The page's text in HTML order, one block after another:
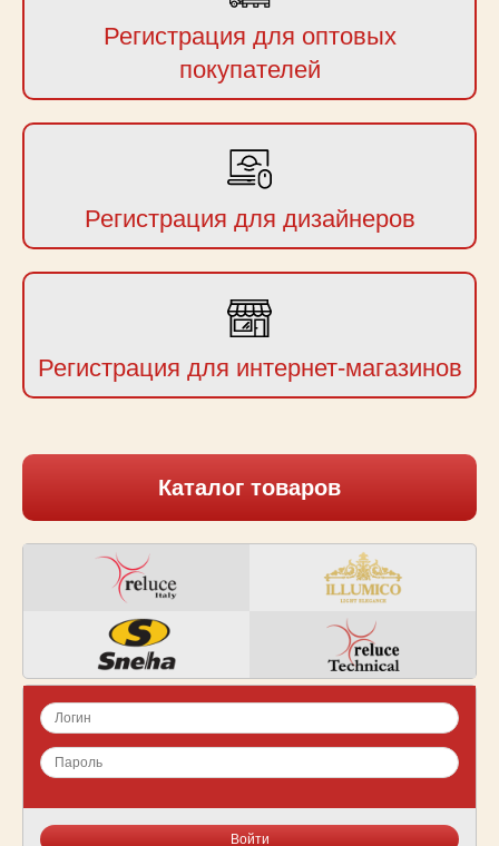
Регистрация для оптовых
покупателей
Регистрация для дизайнеров
Регистрация для интернет-магазинов
Каталог товаров